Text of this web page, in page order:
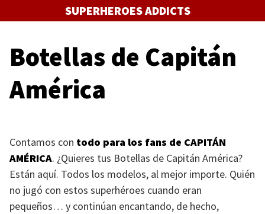
al
SUPERHEROES ADDICTS
Botellas de Capitán
América
Contamos con todo para los fans de CAPITÁN
AMÉRICA. ¿Quieres tus Botellas de Capitán América?
Están aquí. Todos los modelos, al mejor importe. Quién
no jugó con estos superhéroes cuando eran
pequeños… y continúan encantando, de hecho,